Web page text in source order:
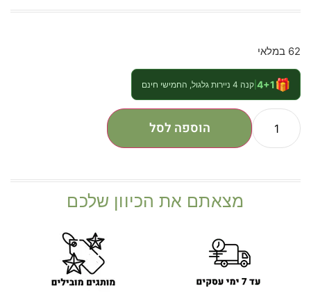
62 במלאי
🎁
4+1 קנה 4 ניירות גלגול, החמישי חינם
הוספה לסל
מצאתם את הכיוון שלכם